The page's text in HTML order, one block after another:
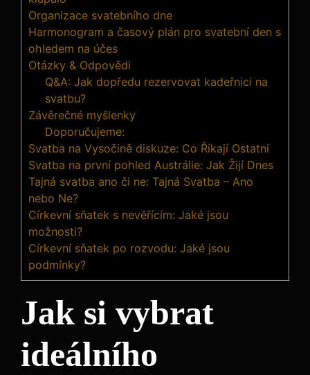
Organizace svatebního dne
Harmonogram a časový plán pro svatební den s
ohledem na účes
Otázky & Odpovědi
Q&A: Jak dopředu rezervovat kadeřnici na
svatbu?
Závěrečné myšlenky
Doporučujeme:
Svatba na Vysočině diskuze: Co Říkají Ostatní
Svatba na první pohled Austrálie: Jak Žijí Dnes
Tajná svatba ano či ne: Tajná Svatba – Ano
nebo Ne?
Církevní sňatek s nevěřícím: Jaké jsou
možnosti?
Církevní sňatek po rozvodu: Jaké jsou
podmínky?
Jak si vybrat
ideálního